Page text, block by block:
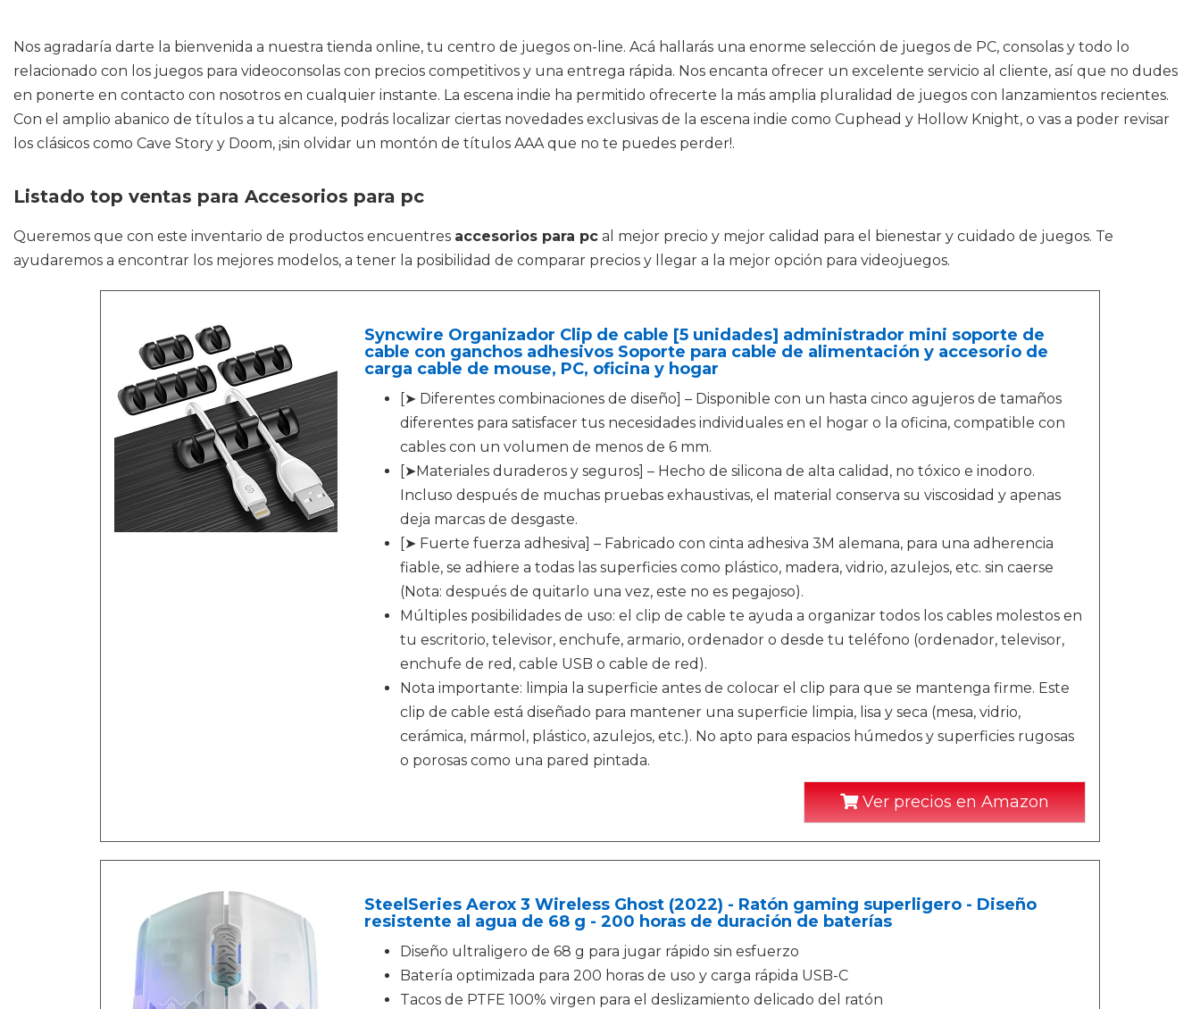
Nos agradaría darte la bienvenida a nuestra tienda online, tu centro de juegos on-line. Acá hallarás una enorme selección de juegos de PC, consolas y todo lo
relacionado con los juegos para videoconsolas con precios competitivos y una entrega rápida. Nos encanta ofrecer un excelente servicio al cliente, así que no dudes
en ponerte en contacto con nosotros en cualquier instante. La escena indie ha permitido ofrecerte la más amplia pluralidad de juegos con lanzamientos recientes.
Con el amplio abanico de títulos a tu alcance, podrás localizar ciertas novedades exclusivas de la escena indie como Cuphead y Hollow Knight, o vas a poder revisar
los clásicos como Cave Story y Doom, ¡sin olvidar un montón de títulos AAA que no te puedes perder!.
Listado top ventas para Accesorios para pc
Queremos que con este inventario de productos encuentres accesorios para pc al mejor precio y mejor calidad para el bienestar y cuidado de juegos. Te
ayudaremos a encontrar los mejores modelos, a tener la posibilidad de comparar precios y llegar a la mejor opción para videojuegos.
Syncwire Organizador Clip de cable [5 unidades] administrador mini soporte de
cable con ganchos adhesivos Soporte para cable de alimentación y accesorio de
carga cable de mouse, PC, oficina y hogar
[➤ Diferentes combinaciones de diseño] – Disponible con un hasta cinco agujeros de tamaños
diferentes para satisfacer tus necesidades individuales en el hogar o la oficina, compatible con
cables con un volumen de menos de 6 mm.
[➤Materiales duraderos y seguros] – Hecho de silicona de alta calidad, no tóxico e inodoro.
Incluso después de muchas pruebas exhaustivas, el material conserva su viscosidad y apenas
deja marcas de desgaste.
[➤ Fuerte fuerza adhesiva] – Fabricado con cinta adhesiva 3M alemana, para una adherencia
fiable, se adhiere a todas las superficies como plástico, madera, vidrio, azulejos, etc. sin caerse
(Nota: después de quitarlo una vez, este no es pegajoso).
Múltiples posibilidades de uso: el clip de cable te ayuda a organizar todos los cables molestos en
tu escritorio, televisor, enchufe, armario, ordenador o desde tu teléfono (ordenador, televisor,
enchufe de red, cable USB o cable de red).
Nota importante: limpia la superficie antes de colocar el clip para que se mantenga firme. Este
clip de cable está diseñado para mantener una superficie limpia, lisa y seca (mesa, vidrio,
cerámica, mármol, plástico, azulejos, etc.). No apto para espacios húmedos y superficies rugosas
o porosas como una pared pintada.
Ver precios en Amazon
SteelSeries Aerox 3 Wireless Ghost (2022) - Ratón gaming superligero - Diseño
resistente al agua de 68 g - 200 horas de duración de baterías
Diseño ultraligero de 68 g para jugar rápido sin esfuerzo
Batería optimizada para 200 horas de uso y carga rápida USB-C
Tacos de PTFE 100% virgen para el deslizamiento delicado del ratón